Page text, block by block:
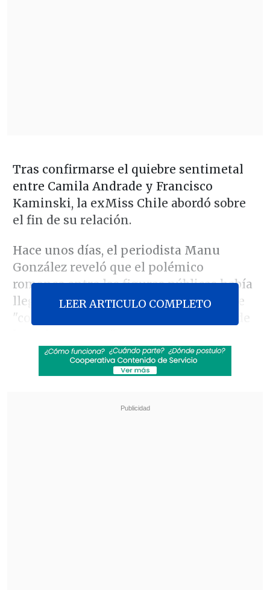
Tras confirmarse el quiebre sentimetal
entre Camila Andrade y Francisco
Kaminski, la exMiss Chile abordó sobre
el fin de su relación.
Hace unos días, el periodista Manu
González reveló que el polémico
romance entre las figuras públicas había
llegado a su fin, señalando que fue "fue
"con diferencias irreconciliables y no de
del jurado de "MasterChef Chile"
LEER ARTICULO COMPLETO